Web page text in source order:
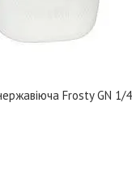
Frosty GN 1/